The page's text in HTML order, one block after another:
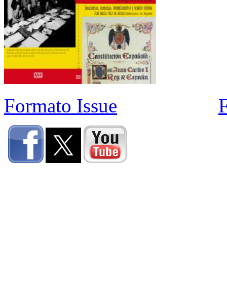
Formato Issue